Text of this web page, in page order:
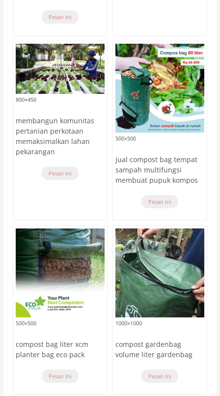
Pesan Ini
800×450
membangun komunitas
pertanian perkotaan
memaksimalkan lahan
pekarangan
Pesan Ini
500×500
jual compost bag tempat
sampah multifungsi
membuat pupuk kompos
Pesan Ini
500×500
compost bag liter xcm
planter bag eco pack
Pesan Ini
1000×1000
compost gardenbag
volume liter gardenbag
Pesan Ini